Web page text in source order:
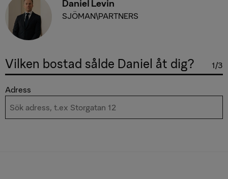
Daniel Levin
SJÖMAN\PARTNERS
Vilken bostad sålde Daniel åt dig? 1/3
Adress